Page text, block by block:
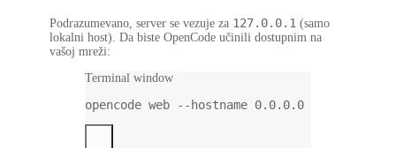
Podrazumevano, server se vezuje za 127.0.0.1 (samo
lokalni host). Da biste OpenCode učinili dostupnim na
vašoj mreži:
Terminal window
opencode web --hostname 0.0.0.0